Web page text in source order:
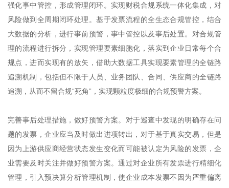
强化事中管控，形成管理闭环。实现财税合规系统一体化集成，对
风险做到全周期闭环处理。基于发票流程的全生态合规管控，结合
大数据的分析，进行事前预警，事中管控以及事后处置。对合规管
理的流程进行拆分，实现管理要素细胞化，落实到企业日常每个合
规点，进而实现有的放矢，借助大数据工具实现要素管理的全链路
追溯机制，包括但不限于人员、业务团队、合同、供应商的全链路
追溯，从而不留合规“死角”，实现颗粒度极细的合规预警方案。
完善事后处理措施，做好预警方案。对于巡查中发现的明确存在问
题的发票，企业应当及时做出进项转出，对于基于真实交易，但是
因为上游供应商经营状态发生变化而可能被认定为风险的发票，企
业需要及时关注并做好预警方案。通过对企业所有发票进行精细化
管理，引入预决算分析管理机制，使企业成本发票不因为严重偏离